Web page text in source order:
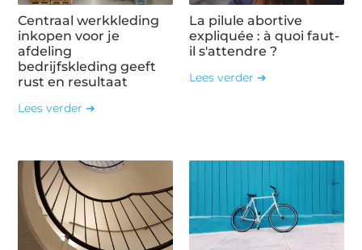
Centraal werkkleding
inkopen voor je
afdeling
bedrijfskleding geeft
rust en resultaat
Lees verder ➜
La pilule abortive
expliquée : à quoi faut-
il s'attendre ?
Lees verder ➜